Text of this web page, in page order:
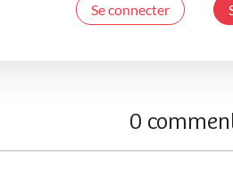
Se connecter
0